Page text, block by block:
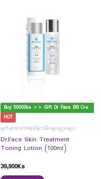
B
uy 50000ks >> Gift Dr Face BB Cream
HOT
မျက်နှာအသားရေထိန်းသိမ်းရန်ပစ္စည်းများ
Dr.Face Skin Treatment
Toning Lotion (100ml)
39,900Ks